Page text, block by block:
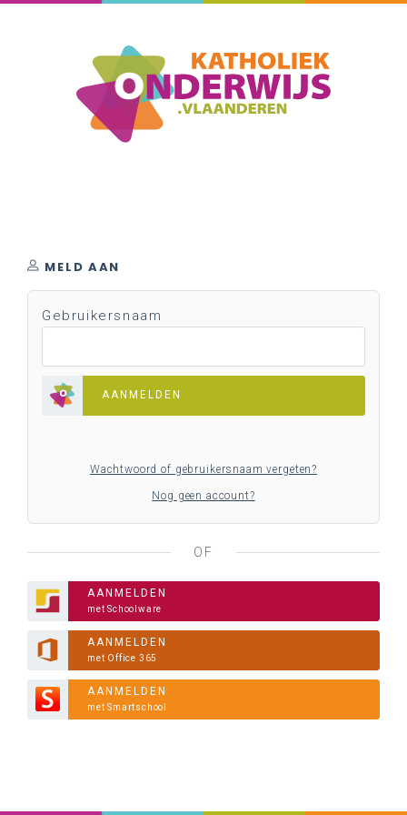
MELD AAN
Gebruikersnaam
AANMELDEN
Wachtwoord of gebruikersnaam vergeten?
Nog geen account?
OF
AANMELDEN
met Schoolware
AANMELDEN
met Office 365
AANMELDEN
met Smartschool